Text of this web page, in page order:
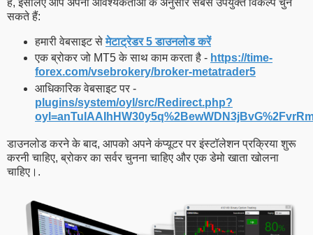
हैं, इसलिए आप अपनी आवश्यकताओं के अनुसार सबसे उपयुक्त विकल्प चुन
सकते हैं:
हमारी वेबसाइट सेमेटाट्रेडर 5 डाउनलोड करें
एक ब्रोकर जो MT5 के साथ काम करता है - https://time-
forex.com/vsebrokery/broker-metatrader5
आधिकारिक वेबसाइट पर -
plugins/system/oyl/src/Redirect.php?
डाउनलोड करने के बाद, आपको अपने कंप्यूटर पर इंस्टॉलेशन प्रक्रिया शुरू
करनी चाहिए, ब्रोकर का सर्वर चुनना चाहिए और एक डेमो खाता खोलना
चाहिए।.